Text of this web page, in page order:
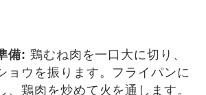
備: 鶏むね肉を一口大に切り、
ョウを振ります。フライパンに
、鶏肉を炒めて火を通します。